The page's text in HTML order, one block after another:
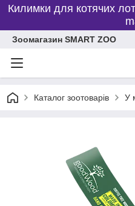
Килимки для котячих
Зоомагазин SMART ZOO
Каталог зоотоварів У